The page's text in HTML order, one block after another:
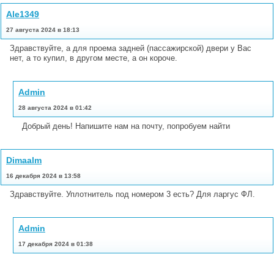
Ale1349
27 августа 2024 в 18:13
Здравствуйте, а для проема задней (пассажирской) двери у Вас
нет, а то купил, в другом месте, а он короче.
Admin
28 августа 2024 в 01:42
Добрый день! Напишите нам на почту, попробуем найти
Dimaalm
16 декабря 2024 в 13:58
Здравствуйте. Уплотнитель под номером 3 есть? Для ларгус ФЛ.
Admin
17 декабря 2024 в 01:38